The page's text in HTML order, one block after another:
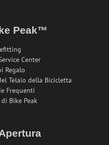
Peak™
Center
Regalo
Telaio della Bicicletta
Frequenti
Bike Peak